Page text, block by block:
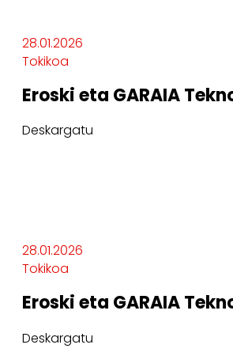
28.01.2026
Tokikoa
Eroski eta GARAIA
Deskargatu
28.01.2026
Tokikoa
Eroski eta GARAIA
Deskargatu